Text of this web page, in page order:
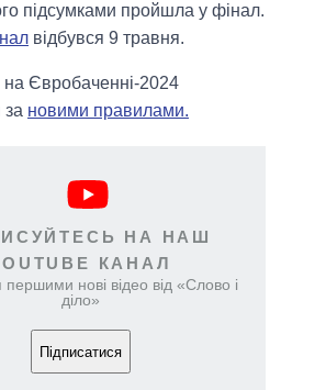
підсумками пройшла у фінал.
відбувся 9 травня.
на Євробаченні-2024
за новими правилами.
НА НАШ
КАНАЛ
першими нові відео від «Слово і
діло»
Підписатися